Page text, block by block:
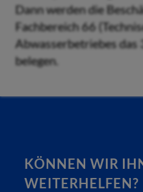
Dann werden die
Fachbereich 66
Abwasserbetriebes das
belegen.
KÖNNEN WIR
WEITERHELFEN?